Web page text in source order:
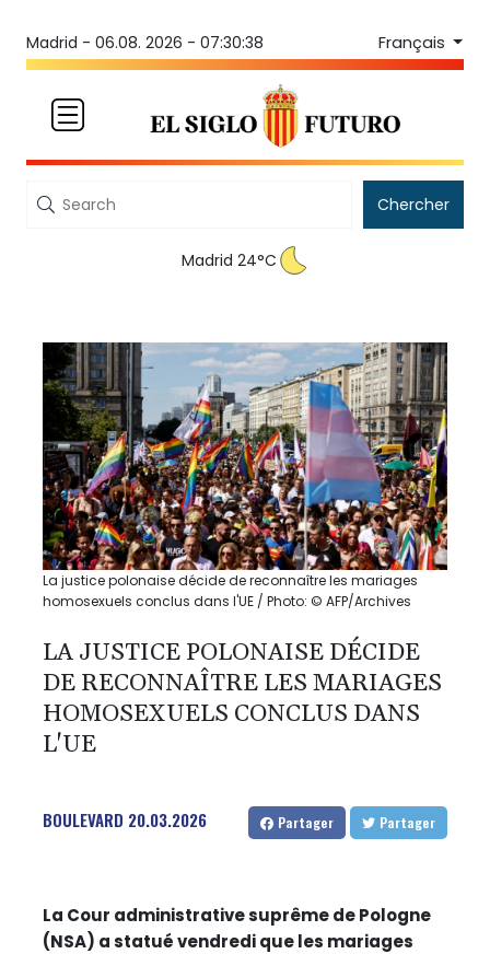
Madrid - 06.08. 2026 - 07:30:38 Français
Chercher
Madrid 24°C
La justice polonaise décide de reconnaître les mariages
homosexuels conclus dans l'UE / Photo: © AFP/Archives
LA JUSTICE POLONAISE DÉCIDE
DE RECONNAÎTRE LES MARIAGES
HOMOSEXUELS CONCLUS DANS
L'UE
BOULEVARD 20.03.2026 Partager Partager
La Cour administrative suprême de Pologne
(NSA) a statué vendredi que les mariages